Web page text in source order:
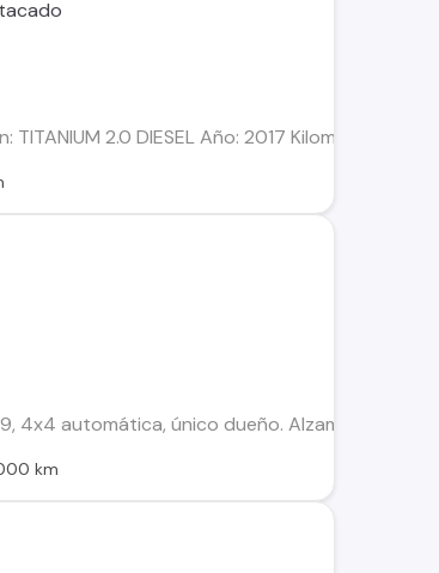
TITANIUM 2.0 DIESEL Año: 2017 Kilometraje:
4x4 automática, único dueño. Alzamiento en
km